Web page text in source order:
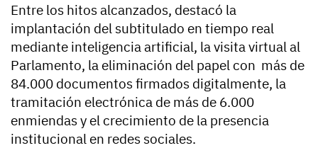
Entre los hitos alcanzados, destacó la
implantación del subtitulado en tiempo real
mediante inteligencia artificial, la visita virtual al
Parlamento, la eliminación del papel con más de
84.000 documentos firmados digitalmente, la
tramitación electrónica de más de 6.000
enmiendas y el crecimiento de la presencia
institucional en redes sociales.